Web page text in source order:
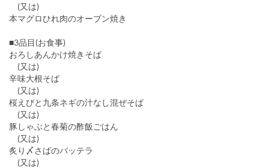
(又は)
本マグロひれ肉のオーブン焼き
■3品目(お食事)
おろしあんかけ焼きそば
(又は)
辛味大根そば
(又は)
桜えびと九条ネギの汁なし混ぜそば
(又は)
豚しゃぶと春菊の酢飯ごはん
(又は)
炙り〆さばのバッテラ
(又は)